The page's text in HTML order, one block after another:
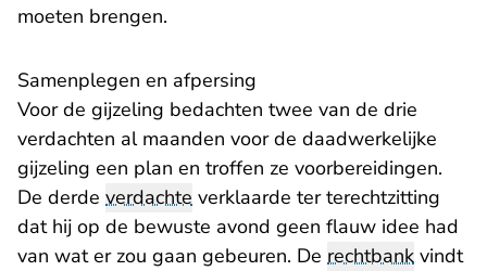
moeten brengen.
Samenplegen en afpersing
Voor de gijzeling bedachten twee van de drie
verdachten al maanden voor de daadwerkelijke
gijzeling een plan en troffen ze voorbereidingen.
De derde verdachte verklaarde ter terechtzitting
dat hij op de bewuste avond geen flauw idee had
van wat er zou gaan gebeuren. De rechtbank vindt